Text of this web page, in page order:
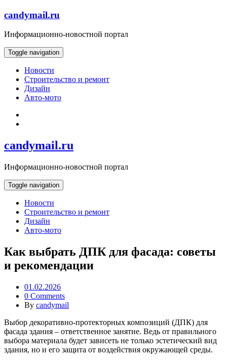
Skip
content
candymail.ru
Информационно-новостной портал
Toggle navigation
Новости
Строительство и ремонт
Дизайн
Авто-мото
candymail.ru
Информационно-новостной портал
Toggle navigation
Новости
Строительство и ремонт
Дизайн
Авто-мото
Как выбрать ДПК для фасада: советы
и рекомендации
01.02.2026
0 Comments
By candymail
Выбор декоративно-протекторных композиций (ДПК) для
фасада здания – ответственное занятие. Ведь от правильного
выбора материала будет зависеть не только эстетический вид
здания, но и его защита от воздействия окружающей среды.